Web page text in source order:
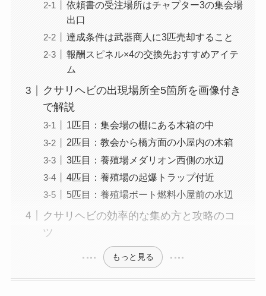
依頼書の受注場所はチャプター3の集会場
出口
達成条件は武器商人に3匹売却すること
報酬スピネル×4の交換先おすすめアイテ
ム
クサリヘビの出現場所全5箇所を画像付き
で解説
1匹目：集会場の棚にある木箱の中
2匹目：教会から橋方面の小屋内の木箱
3匹目：養殖場メダリオン西側の水辺
4匹目：養殖場の起爆トラップ付近
5匹目：養殖場ボート燃料小屋前の水辺
クサリヘビの効率的な集め方と攻略のコ
ツ
もっと見る